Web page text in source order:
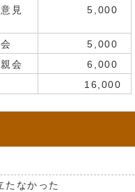
見
5,000
5,000
会
6,000
16,000
たなかった